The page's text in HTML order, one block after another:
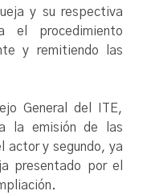
y su respectiva
el procedimiento
y remitiendo las
General del ITE,
la emisión de las
actor y segundo, ya
presentado por el